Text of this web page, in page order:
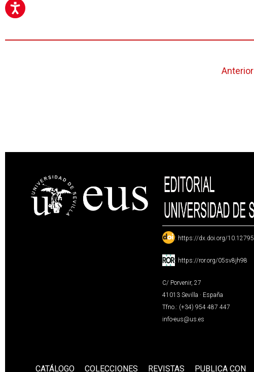
Anterior
: https://dx.doi.org/10.12795
: https://ror.org/05sv8jh98
C/ Porvenir, 27
41013 Sevilla · España
Tfno.: (+34) 954 487 447
info-eus@us.es
CATÁLOGO COLECCIONES REVISTAS PUBLICA CON